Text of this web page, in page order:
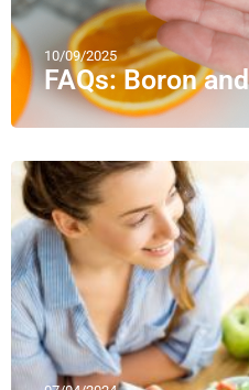
10/09/2025
FAQs: Boron